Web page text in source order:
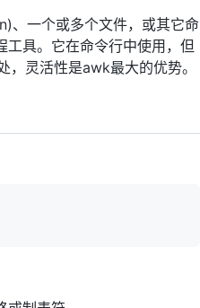
、一个或多个文件，或其它命
具。它在命令行中使用，但
灵活性是awk最大的优势。